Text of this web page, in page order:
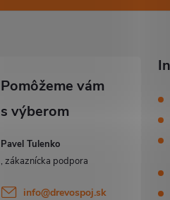
Pavel Tulenko
info@drevospoj.sk